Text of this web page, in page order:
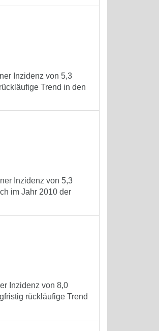
Inzidenz von 5,3
Trend in den
Inzidenz von 5,3
im Jahr 2010 der
Inzidenz von 8,0
rückläufige Trend